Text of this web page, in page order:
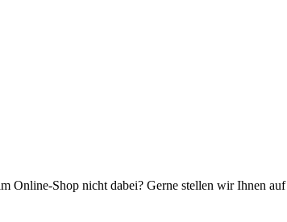
Online-Shop nicht dabei? Gerne stellen wir Ihnen